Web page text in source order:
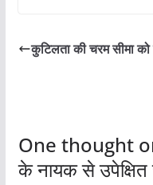
कुटिलता की चरम सीमा
One thought
के नायक से